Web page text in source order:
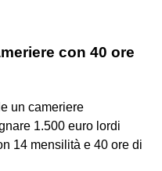
con 40 ore
un cameriere
1.500 euro lordi
14 mensilità e 40 ore di